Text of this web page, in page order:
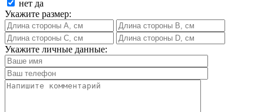
нет да
Укажите размер:
Укажите личные данные: